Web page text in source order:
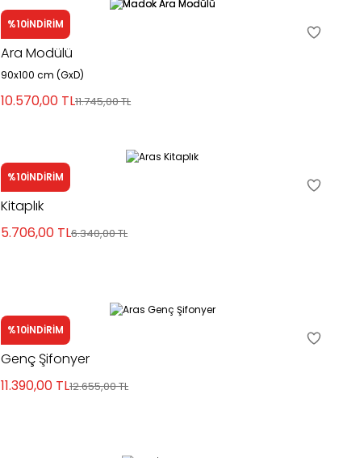
%10İNDİRİM
Madok
Ara Modülü
90x100 cm (GxD)
10.570,00 TL11.745,00TL
%10İNDİRİM
Aras
Kitaplık
5.706,00 TL6.340,00TL
%10İNDİRİM
Aras
Genç Şifonyer
11.390,00 TL12.655,00TL